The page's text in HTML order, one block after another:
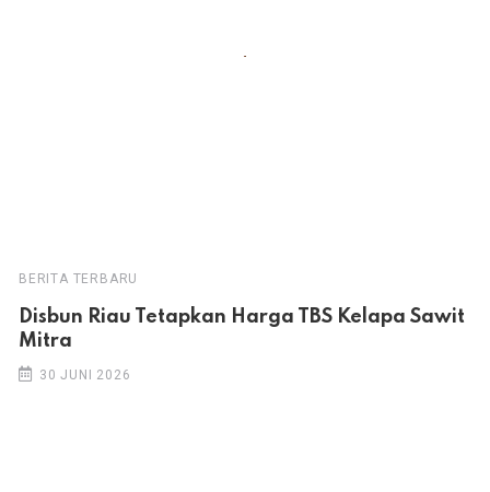
BERITA TERBARU
Disbun Riau Tetapkan Harga TBS Kelapa Sawit
Mitra
30 JUNI 2026